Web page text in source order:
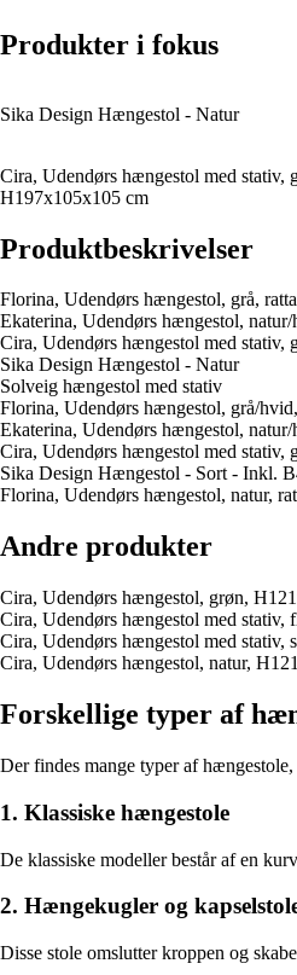
Produkter i fokus
Sika Design Hængestol - Natur
Cira, Udendørs hængestol med stativ,
H197x105x105 cm
Produktbeskrivelser
Florina, Udendørs hængestol, grå,
Ekaterina, Udendørs hængestol,
Cira, Udendørs hængestol med stativ,
Sika Design Hængestol - Natur
Solveig hængestol med stativ
Florina, Udendørs hængestol, grå/
Ekaterina, Udendørs hængestol,
Cira, Udendørs hængestol med stativ,
Sika Design Hængestol - Sort - Inkl.
Florina, Udendørs hængestol, natur,
Andre produkter
Cira, Udendørs hængestol, grøn,
Cira, Udendørs hængestol med stativ,
Cira, Udendørs hængestol med stativ,
Cira, Udendørs hængestol, natur,
Forskellige typer af
Der findes mange typer af
1. Klassiske hængestole
De klassiske modeller består af en
2. Hængekugler og
Disse stole omslutter kroppen og